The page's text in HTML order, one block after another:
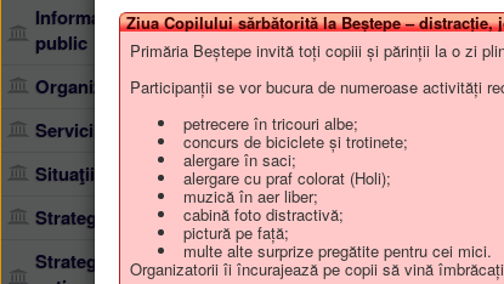
Informaţii de interes
public
Organizare
Servicii
Situaţii de urgenţă
Strategia de dezvoltare
Strategia naţională
Ziua Copilului sărbătorită la Beștepe –
Primăria Beștepe invită toți copiii și părinții la o zi
Participanții se vor bucura de numeroase activități
petrecere în tricouri albe;
concurs de biciclete și trotinete;
alergare în saci;
alergare cu praf colorat (Holi);
muzică în aer liber;
cabină foto distractivă;
pictură pe față;
multe alte surprize pregătite pentru cei mici.
Organizatorii îi încurajează pe copii să vină